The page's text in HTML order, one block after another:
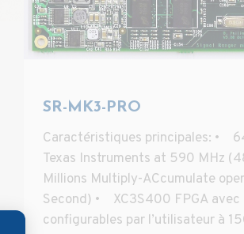
SR-MK3-PRO
Caractéristiques principales: •
Texas Instruments at 590 MHz
Millions Multiply-ACcumulate
Second) • XC3S400 FPGA
configurables par l’utilisateur à